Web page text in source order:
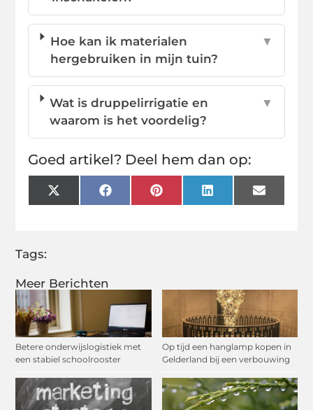
Meer Berichten
Betere onderwijslogistiek met
een stabiel schoolrooster
Op tijd een hanglamp kopen in
Gelderland bij een verbouwing
Hoe kan ik materialen
hergebruiken in mijn tuin?
▼
Wat is druppelirrigatie en
waarom is het voordelig?
▼
Goed artikel? Deel hem dan op:
X
(Twitter)
FacebookPinterestLinkedInEmail
Tags: